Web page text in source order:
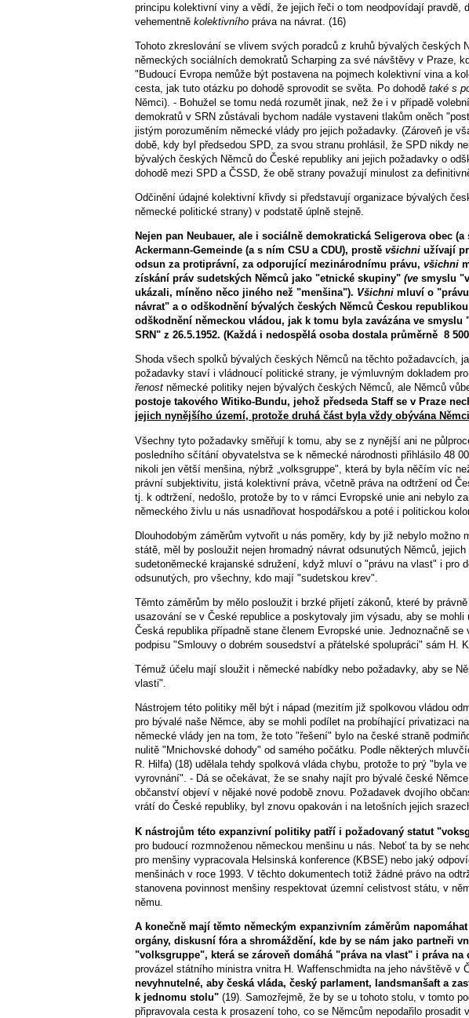
principu kolektivní viny a vědí, že jejich řeči o tom neodpovídají pravdě,
vehementně kolektivního práva na návrat. (16)
Tohoto zkreslování se vlivem svých poradců z kruhů bývalých českých
německých sociálních demokratů Scharping za své návštěvy v Praze,
"Budoucí Evropa nemůže být postavena na po­jmech kolektivní vina a
cesta, jak tuto otázku po dohodě sprovo­dit se světa. Po dohodě také s
Němci). - Bohužel se tomu nedá rozumět jinak, než že i v případě
demokratů v SRN zůstávali bychom nadále vystaveni tlakům oněch
jistým porozuměním německé vlády pro jejich požadavky. (Zároveň je
době, kdy byl předsedou SPD, za svou stranu prohlásil, že SPD nikdy
bývalých českých Němců do České republiky ani jejich požadavky o
dohodě mezi SPD a ČSSD, že obě strany považují minulost za
Odčinění údajné kolektivní křivdy si představují organizace bývalých
německé politické strany) v podstatě úplně stejně.
Nejen pan Neubauer, ale i sociálně demokratická Seligerova obec
Ackermann-Gemeinde (a s ním CSU a CDU), prostě všichni užívají
odsun za protiprávní, za odporující mezinárodnímu právu, všichni
získání práv sudetských Němců jako "etnické skupiny" (ve smyslu
ukázali, míněno něco jiného než "menšina"). Všichni mluví o
návrat" a o odškodnění bývalých českých Němců Čes­kou
odškodnění německou vládou, jak k tomu byla zavázána ve
SRN" z 26.5.1952. (Každá i nedospělá osoba dostala průměrně 8
Shoda všech spolků bývalých českých Němců na těchto požadavcích,
požadavky staví i vládnoucí politické strany, je výmluvným dokladem
řenost německé politiky nejen bývalých českých Němců, ale Němců
postoje takového Witiko-Bundu, jehož předseda Staff se v Praze
jejich nynějšího území, protože druhá část byla vždy obývána
Všechny tyto požadavky směřují k tomu, aby se z nynější ani ne
posledního sčítání obyvatelstva se k německé národnosti přihlásilo 48
nikoli jen větší menšina, nýbrž „volksgruppe", která by byla něčím víc
právní subjektivitu, jistá kolek­tivní práva, včetně práva na odtržení od
tj. k odtržení, nedošlo, protože by to v rámci Evropské unie ani nebylo
německého živlu u nás usnadňovat hospodářskou a poté i politickou
Dlouhodobým záměrům vytvořit u nás poměry, kdy by již nebylo možno
státě, měl by posloužit nejen hromadný návrat odsunutých Němců,
sudetoněmecké krajanské sdružení, když mluví o "právu na vlast" i pro
odsunutých, pro všechny, kdo mají "sudetskou krev".
Těmto záměrům by mělo posloužit i brzké přijetí zákonů, které by
usazování se v České republice a poskytovaly jim výsadu, aby se
Česká republika případně stane členem Evropské unie. Jednoznačně
podpisu "Smlouvy o dobrém sousedství a přátelské spolupráci" sám H.
Témuž účelu mají sloužit i německé nabídky nebo požadavky, aby se
vlasti".
Nástrojem této politiky měl být i nápad (mezitím již spolkovou vládou
pro bývalé naše Němce, aby se mohli podílet na probíhající privatizaci
německé vlády jen na tom, že toto "řešení" bylo na české straně
nulitě "Mnichovské dohody" od samého počátku. Podle některých
R. Hilfa) (18) udělala tehdy spolková vláda chybu, protože to prý "byla
vyrovnání". - Dá se očekávat, že se snahy najít pro bývalé české
občanství objeví v nějaké nové podobě znovu. Požadavek dvojího
vrátí do České republiky, byl znovu opakován i na letošních jejich
K nástrojům této expanzivní politiky patří i požado­vaný statut
pro budoucí rozmnoženou německou menšinu u nás. Neboť ta by se
pro menšiny vypracovala Helsinská konference (KBSE) nebo jaký
menšinách v roce 1993. V těchto dokumentech totiž žádné právo na
stanovena povinnost menšiny respektovat územní celistvost státu, v
němu.
A konečně mají těmto německým expanzivním zá­měrům
orgány, diskusní fóra a shromáždění, kde by se nám jako partneři
"volksgruppe", která se zároveň domáhá "práva na vlast" i práva na
provázel státního ministra vnitra H. Waffenschmidta na jeho návštěvě v
nevyhnutelné, aby česká vláda, český parlament, landsmanšaft a
k jednomu stolu" (19). Samozřejmě, že by se u tohoto stolu, v tomto
připravovala cesta k prosazení toho, co se Němcům nepodařilo prosadit